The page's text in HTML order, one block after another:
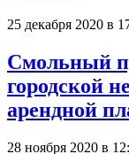
25 декабря 2020 в
Смольный
городской
арендной
28 ноября 2020 в